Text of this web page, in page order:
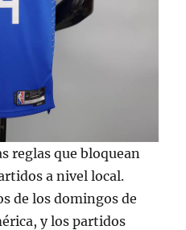
reglas que bloquean
a nivel local.
de los domingos de
y los partidos